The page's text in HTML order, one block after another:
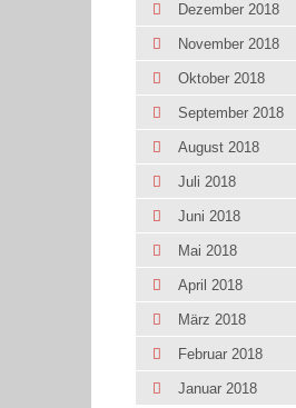
Dezember 2018
November 2018
Oktober 2018
September 2018
August 2018
Juli 2018
Juni 2018
Mai 2018
April 2018
März 2018
Februar 2018
Januar 2018